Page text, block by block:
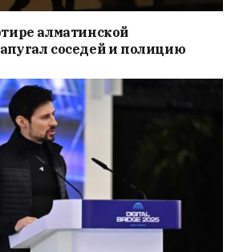
алматинской
соседей и полицию